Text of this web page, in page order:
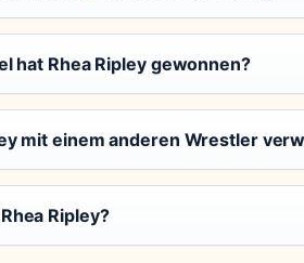
hat Rhea Ripley gewonnen?
mit einem anderen Wrestler
Ripley?